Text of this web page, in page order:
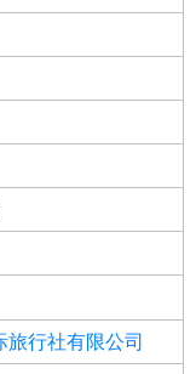
行社有限公司